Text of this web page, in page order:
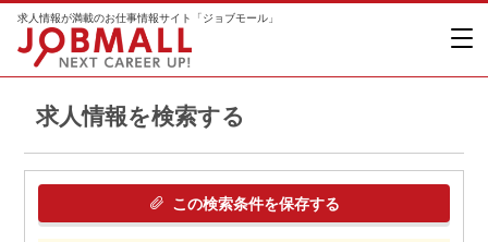
求人情報が満載のお仕事情報サイト「ジョブモール」
求人情報を検索する
この検索条件を保存する